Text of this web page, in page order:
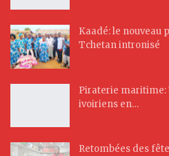
Kaadé: le nouveau
Tchetan intronisé
Piraterie maritime:
ivoiriens en…
Retombées des